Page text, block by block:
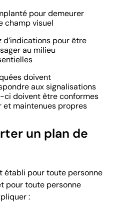
pour demeurer
champ visuel
pour être
au milieu
doivent
aux signalisations
ci doivent être conformes
et maintenues propres
un plan de
établi pour toute personne
pour toute personne
: